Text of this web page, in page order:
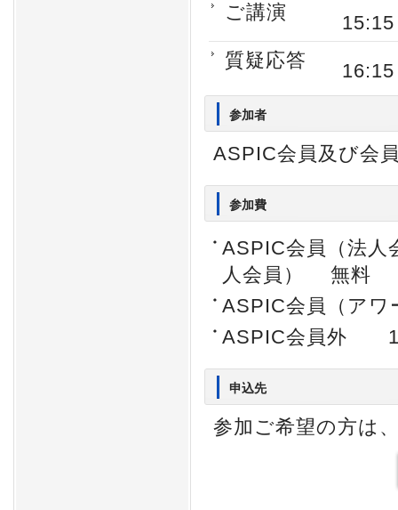
ご講演
質疑応答
参加者
ASPIC会員及び会
参加費
ASPIC会員（法人
人会員） 無料
ASPIC会員（ア
ASPIC会員外
申込先
参加ご希望の方は